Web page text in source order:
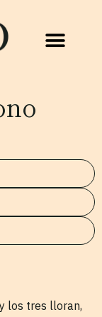
los tres lloran,